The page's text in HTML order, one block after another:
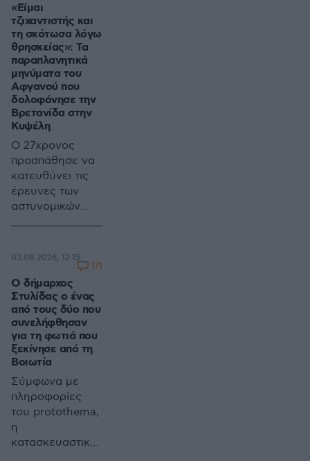
αυλές στη
Λούμπα, αλλά
δεν έκαψαν
σπίτια» λέει ο
δήμαρχος
Μεγαρέων
«Είμαι
τζιχαντιστής και
τη σκότωσα λόγω
θρησκείας»: Τα
παραπλανητικά
μηνύματα του
Αφγανού που
δολοφόνησε την
Βρετανίδα στην
Κυψέλη
Ο 27χρονος
προσπάθησε να
κατευθύνει τις
έρευνες των
αστυνομικών
αποστολέα,
χωρίς ωστόσο να
τα καταφέρει
Ο δήμαρχος
Στυλίδας ο ένας
από τους δύο που
συνελήφθησαν
για τη φωτιά που
ξεκίνησε από τη
Βοιωτία
Σύμφωνα με
πληροφορίες
του protothema,
η
κατασκευαστική
03.08.2026, 12:15
171